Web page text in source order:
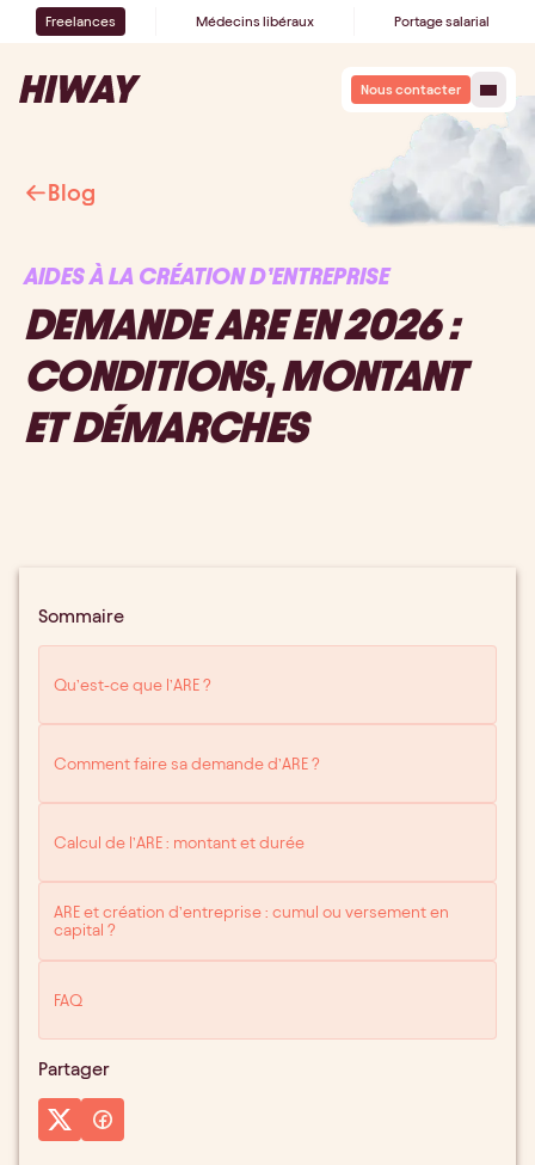
Freelances Médecins libéraux Portage salarial
Nous contacter
Blog
AIDES À LA CRÉATION D’ENTREPRISE
DEMANDE ARE EN 2026 :
CONDITIONS, MONTANT
ET DÉMARCHES
Sommaire
Qu’est-ce que l’ARE ?
Comment faire sa demande d’ARE ?
Calcul de l’ARE : montant et durée
ARE et création d’entreprise : cumul ou versement en
capital ?
FAQ
Partager